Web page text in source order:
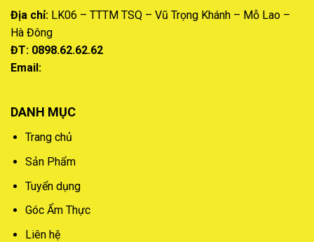
Địa chỉ: LK06 – TTTM TSQ – Vũ Trọng Khánh – Mỗ Lao –
Hà Đông
ĐT: 0898.62.62.62
Email:
DANH MỤC
Trang chủ
Sản Phẩm
Tuyển dụng
Góc Ẩm Thực
Liên hệ